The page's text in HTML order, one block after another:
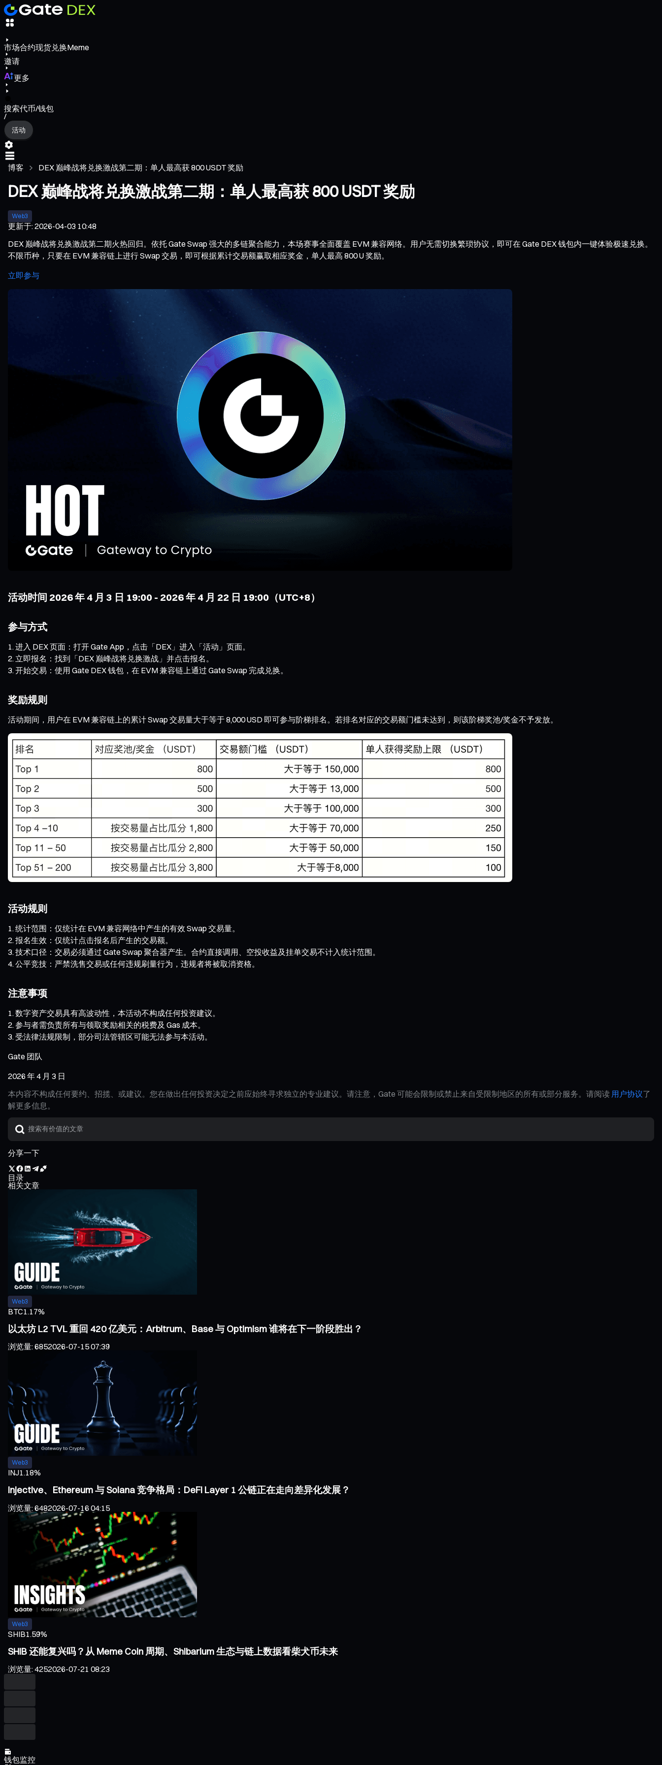
市场合约现货兑换Meme
邀请
更多
搜索代币/钱包
/
活动
博客 DEX 巅峰战将兑换激战第二期：单人最高获 800 USDT 奖励
DEX 巅峰战将兑换激战第二期：单人最高获 800 USDT 奖励
Web3
更新于:2026-04-03 10:48
DEX 巅峰战将兑换激战第二期火热回归。依托 Gate Swap 强大的多链聚合能力，本场赛事全面覆盖 EVM 兼容网络。用户无需切换繁琐协议，即可在 Gate DEX 钱包内一键体验极速兑换。
不限币种，只要在 EVM 兼容链上进行 Swap 交易，即可根据累计交易额赢取相应奖金，单人最高 800 U 奖励。
立即参与
活动时间 2026 年 4 月 3 日 19:00 - 2026 年 4 月 22 日 19:00（UTC+8）
参与方式
进入 DEX 页面：打开 Gate App，点击「DEX」进入「活动」页面。
立即报名：找到「DEX 巅峰战将兑换激战」并点击报名。
开始交易：使用 Gate DEX 钱包，在 EVM 兼容链上通过 Gate Swap 完成兑换。
奖励规则
活动期间，用户在 EVM 兼容链上的累计 Swap 交易量大于等于 8,000 USD 即可参与阶梯排名。若排名对应的交易额门槛未达到，则该阶梯奖池/奖金不予发放。
活动规则
统计范围：仅统计在 EVM 兼容网络中产生的有效 Swap 交易量。
报名生效：仅统计点击报名后产生的交易额。
技术口径：交易必须通过 Gate Swap 聚合器产生。合约直接调用、空投收益及挂单交易不计入统计范围。
公平竞技：严禁洗售交易或任何违规刷量行为，违规者将被取消资格。
注意事项
数字资产交易具有高波动性，本活动不构成任何投资建议。
参与者需负责所有与领取奖励相关的税费及 Gas 成本。
受法律法规限制，部分司法管辖区可能无法参与本活动。
Gate 团队
2026 年 4 月 3 日
本内容不构成任何要约、招揽、或建议。您在做出任何投资决定之前应始终寻求独立的专业建议。请注意，Gate 可能会限制或禁止来自受限制地区的所有或部分服务。请阅读 用户协议了
解更多信息。
分享一下
目录
相关文章
Web3
BTC1.17%
以太坊 L2 TVL 重回 420 亿美元：Arbitrum、Base 与 Optimism 谁将在下一阶段胜出？
浏览量:6852026-07-15 07:39
Web3
INJ1.18%
Injective、Ethereum 与 Solana 竞争格局：DeFi Layer 1 公链正在走向差异化发展？
浏览量:6482026-07-16 04:15
Web3
SHIB1.59%
SHIB 还能复兴吗？从 Meme Coin 周期、Shibarium 生态与链上数据看柴犬币未来
浏览量:4252026-07-21 08:23
钱包监控